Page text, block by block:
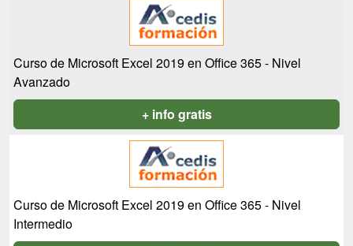
Curso de Microsoft Excel 2019 en Office 365 - Nivel
Avanzado
+ info gratis
Curso de Microsoft Excel 2019 en Office 365 - Nivel
Intermedio